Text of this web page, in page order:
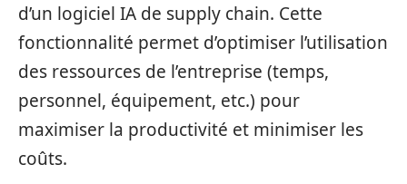
d’un logiciel IA de supply chain. Cette
fonctionnalité permet d’optimiser l’utilisation
des ressources de l’entreprise (temps,
personnel, équipement, etc.) pour
maximiser la productivité et minimiser les
coûts.